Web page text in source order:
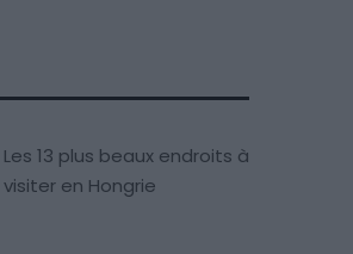
Les 13 plus beaux endroits à
visiter en Hongrie